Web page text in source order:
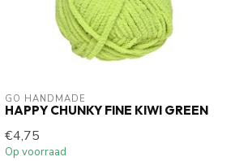
GO HANDMADE
HAPPY CHUNKY FINE KIWI GREEN
€4,75
Op voorraad